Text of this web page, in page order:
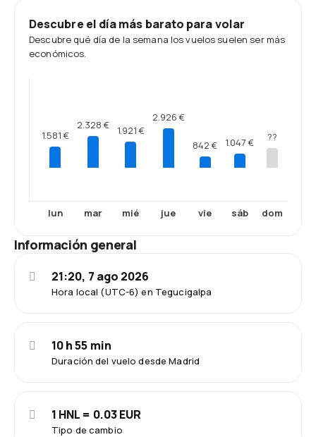
Descubre el día más barato para volar
Descubre qué día de la semana los vuelos suelen ser más
económicos.
1.581 €
lun
2.328 €
mar
1.921 €
mié
2.926 €
jue
842 €
vie
1.047 €
sáb
??
dom
Información general
Hora local (UTC-6) en Tegucigalpa
21:20, 7 ago 2026
Duración del vuelo desde Madrid
10 h 55 min
Tipo de cambio
1 HNL = 0.03 EUR